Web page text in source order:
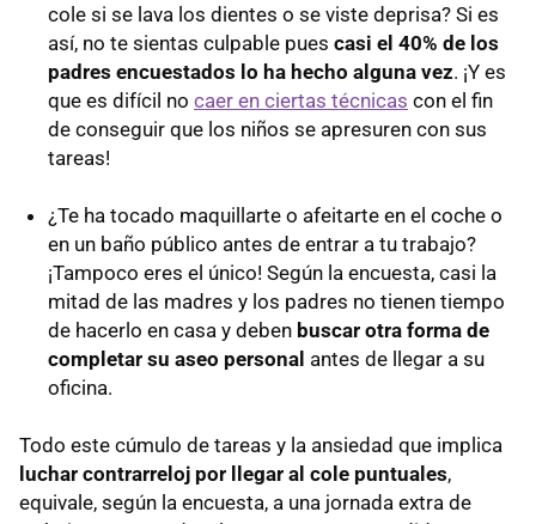
cole si se lava los dientes o se viste deprisa? Si es
así, no te sientas culpable pues casi el 40% de los
padres encuestados lo ha hecho alguna vez. ¡Y es
que es difícil no caer en ciertas técnicas con el fin
de conseguir que los niños se apresuren con sus
tareas!
¿Te ha tocado maquillarte o afeitarte en el coche o
en un baño público antes de entrar a tu trabajo?
¡Tampoco eres el único! Según la encuesta, casi la
mitad de las madres y los padres no tienen tiempo
de hacerlo en casa y deben buscar otra forma de
completar su aseo personal antes de llegar a su
oficina.
Todo este cúmulo de tareas y la ansiedad que implica
luchar contrarreloj por llegar al cole puntuales,
equivale, según la encuesta, a una jornada extra de